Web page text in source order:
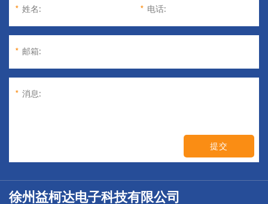
* 姓名: * 电话:
* 邮箱:
* 消息:
提交
徐州益柯达电子科技有限公司